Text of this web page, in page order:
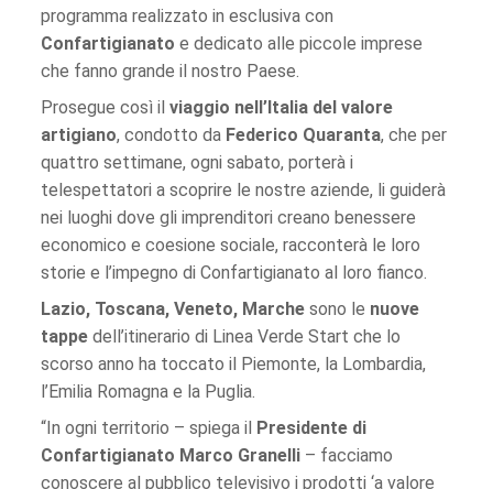
programma realizzato in esclusiva con
Confartigianato e dedicato alle piccole imprese
che fanno grande il nostro Paese.
Prosegue così il viaggio nell’Italia del valore
artigiano, condotto da Federico Quaranta, che per
quattro settimane, ogni sabato, porterà i
telespettatori a scoprire le nostre aziende, li guiderà
nei luoghi dove gli imprenditori creano benessere
economico e coesione sociale, racconterà le loro
storie e l’impegno di Confartigianato al loro fianco.
Lazio, Toscana, Veneto, Marchesono le nuove
tappedell’itinerario di Linea Verde Start che lo
scorso anno ha toccato il Piemonte, la Lombardia,
l’Emilia Romagna e la Puglia.
“In ogni territorio – spiega il Presidente di
Confartigianato Marco Granelli– facciamo
conoscere al pubblico televisivo i prodotti ‘a valore